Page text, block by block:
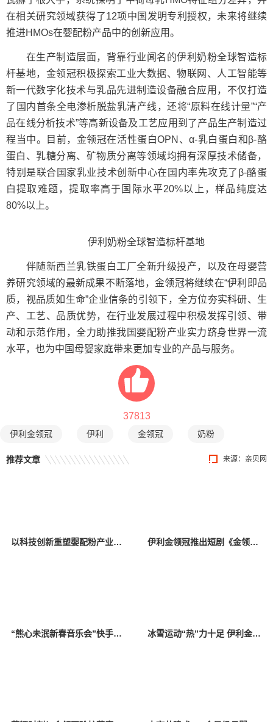
在相关研究领域获得了12项中国发明专利授权，未来将继续
推进HMOs在婴配粉产品中的创新应用。
在生产制造层面，背靠行业闻名的伊利奶粉全球智造标
杆基地，金领冠积极探索工业大数据、物联网、人工智能等
新一代数字化技术与乳品先进制造设备融合应用，不仅打造
了国内首条全电渗析脱盐乳清产线，还将“原料在线计量”“产
品在线分析技术”等高新设备及工艺应用到了产品生产制造过
程当中。目前，金领冠在活性蛋白OPN、α-乳白蛋白和β-酪
蛋白、乳糖分离、矿物质分离等领域均拥有深厚技术储备，
特别是联合国家乳业技术创新中心在国内率先攻克了β-酪蛋
白提取难题，提取率高于国际水平20%以上，样品纯度达
80%以上。
伊利奶粉全球智造标杆基地
伴随新西兰乳铁蛋白工厂全新升级投产，以及在母婴营
养研究领域的最新成果不断落地，金领冠将继续在“伊利即品
质，视品质如生命”企业信条的引领下，全方位夯实科研、生
产、工艺、品质优势，在行业发展过程中积极发挥引领、带
动和示范作用，全力助推我国婴配粉产业实力跻身世界一流
水平，也为中国母婴家庭带来更加专业的产品与服务。
37813
伊利金领冠 伊利 金领冠 奶粉
来源： 亲贝网
推荐文章
以科技创新重塑婴配粉产业链价值链，伊利金领冠领航模拟乳源征程 伊利金领冠推出短剧《金领冠百子闹春》 明星萌宝穿越古今闹新春
“熊心未泯新春音乐会”快手独播，超8423万人奔赴“狗熊岭” 冰雪运动“热”力十足 伊利金领冠带萌宝嗨玩“冰雪四城”闹新春